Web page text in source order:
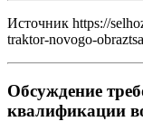
Источник https://
traktor-novogo-
Обсуждение
квалификации